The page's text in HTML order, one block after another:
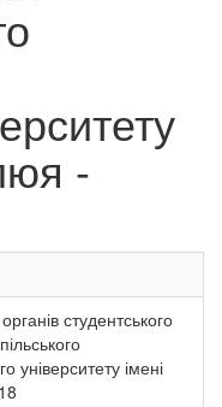
-
студентського
університету імені